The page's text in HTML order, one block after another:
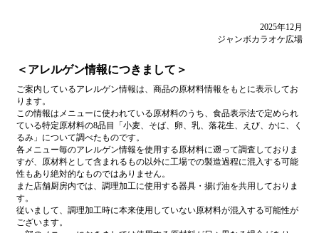
2025年12月
ジャンボカラオケ広場
＜アレルゲン情報につきまして＞
ご案内しているアレルゲン情報は、商品の原材料情報をもとに表示してお
ります。
この情報はメニューに使われている原材料のうち、食品表示法で定められ
ている特定原材料の8品目「小麦、そば、卵、乳、落花生、えび、かに、く
るみ」について調べたものです。
各メニュー毎のアレルゲン情報を使用する原材料に遡って調査しておりま
すが、原材料として含まれるもの以外に工場での製造過程に混入する可能
性もあり絶対的なものではありません。
また店舗厨房内では、調理加工に使用する器具・揚げ油を共用しておりま
す。
従いまして、調理加工時に本来使用していない原材料が混入する可能性が
ございます。